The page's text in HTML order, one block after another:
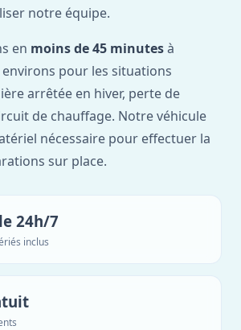
notre équipe.
en moins de 45 minutesà
environs pour les situations
arrêtée en hiver, perte de
de chauffage. Notre véhicule
nécessaire pour effectuer la
sur place.
24h/7
inclus